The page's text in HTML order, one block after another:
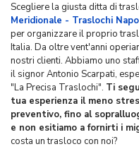
Scegliere la giusta ditta di
Meridionale - Traslochi
per organizzare il proprio
Italia. Da oltre vent'anni
nostri clienti. Abbiamo uno
il signor Antonio Scarpati,
"La Precisa Traslochi". Ti
tua esperienza il meno
preventivo, fino al
e non esitiamo a fornirti i
costa un trasloco con noi?